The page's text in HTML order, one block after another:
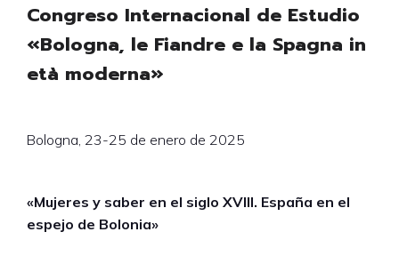
Congreso Internacional de Estudio
«Bologna, le Fiandre e la Spagna in
età moderna»
Bologna, 23-25 de enero de 2025
«Mujeres y saber en el siglo XVIII. España en el
espejo de Bolonia»